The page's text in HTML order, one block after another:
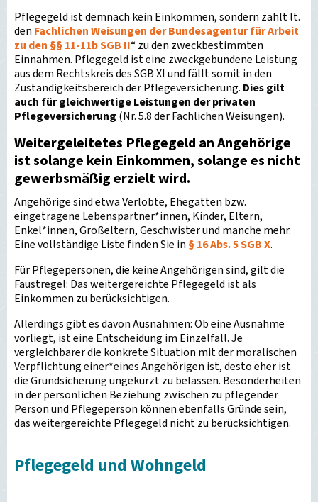
Pflegegeld ist demnach kein Einkommen, sondern zählt lt.
den Fachlichen Weisungen der Bundesagentur für Arbeit
zu den §§ 11-11b SGB II“ zu den zweckbestimmten
Einnahmen. Pflegegeld ist eine zweckgebundene Leistung
aus dem Rechtskreis des SGB XI und fällt somit in den
Zuständigkeitsbereich der Pflegeversicherung. Dies gilt
auch für gleichwertige Leistungen der privaten
Pflegeversicherung (Nr. 5.8 der Fachlichen Weisungen).
Weitergeleitetes Pflegegeld an Angehörige
ist solange kein Einkommen, solange es nicht
gewerbsmäßig erzielt wird.
Angehörige sind etwa Verlobte, Ehegatten bzw.
eingetragene Lebenspartner*innen, Kinder, Eltern,
Enkel*innen, Großeltern, Geschwister und manche mehr.
Eine vollständige Liste finden Sie in § 16 Abs. 5 SGB X.
Für Pflegepersonen, die keine Angehörigen sind, gilt die
Faustregel: Das weitergereichte Pflegegeld ist als
Einkommen zu berücksichtigen.
Allerdings gibt es davon Ausnahmen: Ob eine Ausnahme
vorliegt, ist eine Entscheidung im Einzelfall. Je
vergleichbarer die konkrete Situation mit der moralischen
Verpflichtung einer*eines Angehörigen ist, desto eher ist
die Grundsicherung ungekürzt zu belassen. Besonderheiten
in der persönlichen Beziehung zwischen zu pflegender
Person und Pflegeperson können ebenfalls Gründe sein,
das weitergereichte Pflegegeld nicht zu berücksichtigen.
Pflegegeld und Wohngeld